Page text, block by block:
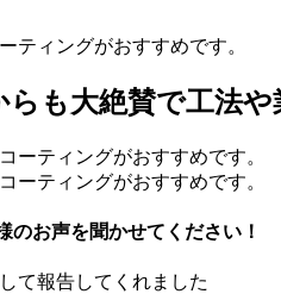
ティングがおすすめです。
も大絶賛で工法
のお声を聞かせてください！
て報告してくれました